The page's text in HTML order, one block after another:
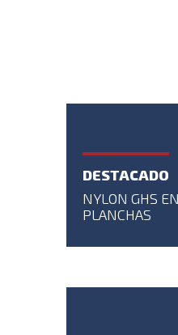
DESTACADO
NYLON GHS
PLANCHAS